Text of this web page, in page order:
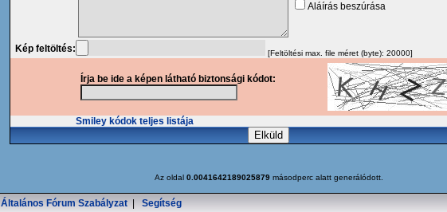
Aláírás beszúrása
Kép feltöltés: [Feltöltési max. file méret (byte): 20000]
Írja be ide a képen látható biztonsági kódot:
Smiley kódok teljes listája
Az oldal 0.0041642189025879másodperc alatt generálódott.
Általános Fórum Szabályzat Segítség